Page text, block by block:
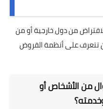
من دول خارجية أو من
تتعرف علىأنظمة القروض
من الأشخاص أو